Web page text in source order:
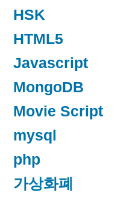
HSK
HTML5
Javascript
MongoDB
Movie Script
mysql
php
가상화폐